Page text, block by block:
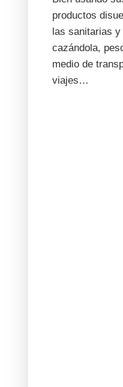
productos
las sanitarias
cazándola,
medio de
viajes…